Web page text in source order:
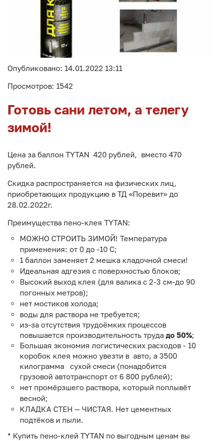
Опубликовано: 14.01.2022 13:11
Просмотров: 1542
Готовь сани летом, а телегу
зимой!
Цена за баллон TYTAN 420 рублей, вместо 470
рублей.
Скидка распространяется на физических лиц,
приобретающих продукцию в ТД «Поревит» до
28.02.2022г.
Преимущества пено-клея TYTAN:
МОЖНО СТРОИТЬ ЗИМОЙ! Температура
применения: от 0 до -10 С;
1 баллон заменяет 2 мешка кладочной смеси!
Идеальная адгезия с поверхностью блоков;
Высокий выход клея (для валика с 2-3 см-до 90
погонных метров);
нет мостиков холода;
воды для раствора не требуется;
из-за отсутствия трудоёмких процессов
повышается производительность труда до 50%;
Большая экономия логистических расходов - 10
коробок клея можно увезти в авто, а 3500
килограмма сухой смеси (понадобится
грузовой автотранспорт от 6 800 рублей);
нет промёрзшего раствора, который поплывёт
весной;
КЛАДКА СТЕН — ЧИСТАЯ. Нет цементных
подтёков и пыли.
* Купить пено-клей TYTAN по выгодным ценам вы